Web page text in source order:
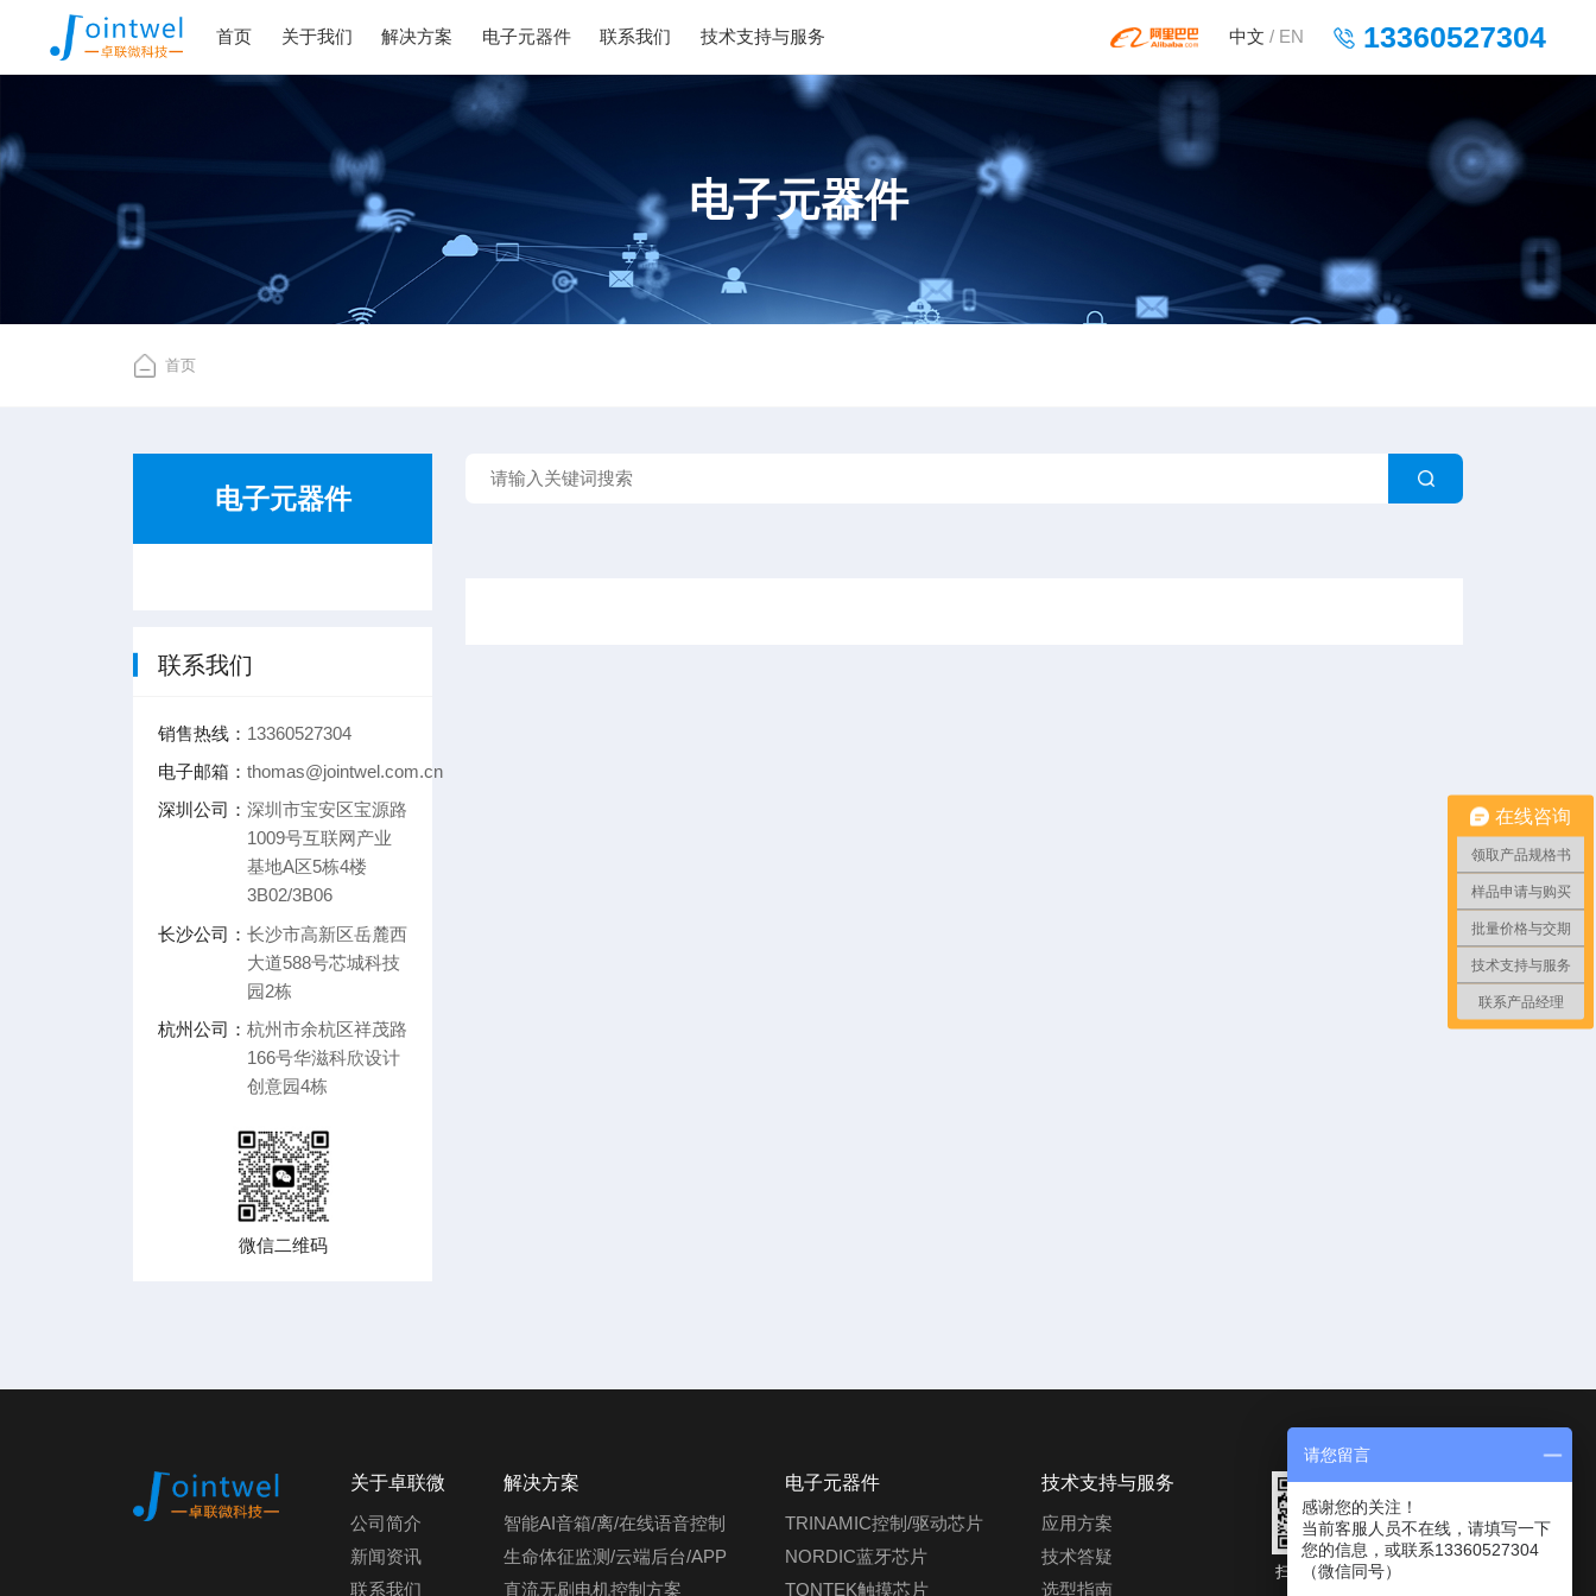
首页 关于我们 解决方案 电子元器件 联系我们 技术支持与服务 中文 / EN 13360527304
电子元器件
首页
电子元器件
联系我们
销售热线： 13360527304
电子邮箱： thomas@jointwel.com.cn
深圳公司： 深圳市宝安区宝源路
1009号互联网产业
基地A区5栋4楼
3B02/3B06
长沙公司： 长沙市高新区岳麓西
大道588号芯城科技
园2栋
杭州公司： 杭州市余杭区祥茂路
166号华滋科欣设计
创意园4栋
微信二维码
关于卓联微
公司简介
新闻资讯
联系我们
解决方案
智能AI音箱/离/在线语音控制
生命体征监测/云端后台/APP
直流无刷电机控制方案
电子元器件
TRINAMIC控制/驱动芯片
NORDIC蓝牙芯片
TONTEK触摸芯片
技术支持与服务
应用方案
技术答疑
选型指南
扫码进入公
微信二维码
在线咨询
领取产品规格书
样品申请与购买
批量价格与交期
技术支持与服务
联系产品经理
请您留言
感谢您的关注！
当前客服人员不在线，请填写一下
您的信息，或联系13360527304
（微信同号）